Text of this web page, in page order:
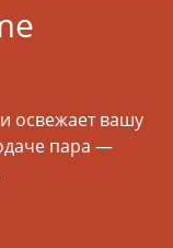
освежает вашу
пара —